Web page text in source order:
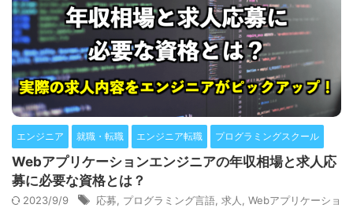
エンジニア 就職・転職 エンジニア転職 プログラミングスクール
Webアプリケーションエンジニアの年収相場と求人応
募に必要な資格とは？
2023/9/9 応募 プログラミング言語 求人
Webアプリケーショ